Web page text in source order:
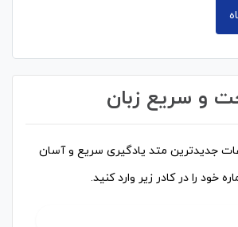
و سریع زبان
جدیدترین متد یادگیری سریع و آسان
خود را در کادر زیر وارد کنید.